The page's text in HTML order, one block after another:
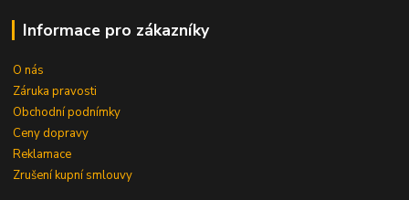
Informace pro zákazníky
O nás
Záruka pravosti
Obchodní podnímky
Ceny dopravy
Reklamace
Zrušení kupní smlouvy